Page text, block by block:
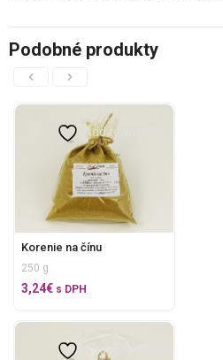
Podobné produkty
Add to wishlist
Korenie na čínu
250 g
3,24€ s DPH
Add to wishlist